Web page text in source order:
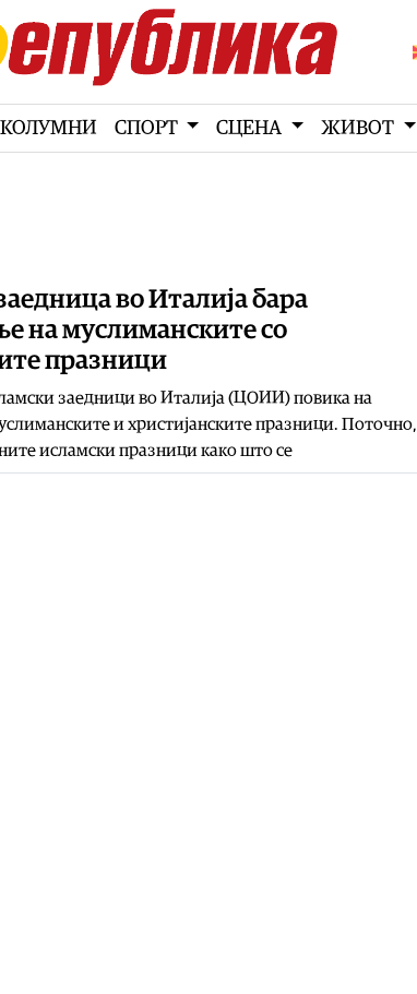
КОЛУМНИ СПОРТ СЦЕНА ЖИВОТ
во Италија бара
на муслиманските со
празници
заедници во Италија (ЦОИИ) повика на
и христијанските празници. Поточно,
исламски празници како што се